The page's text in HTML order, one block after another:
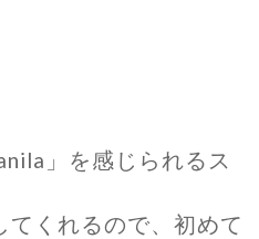
」を感じられるス
てくれるので、初めて